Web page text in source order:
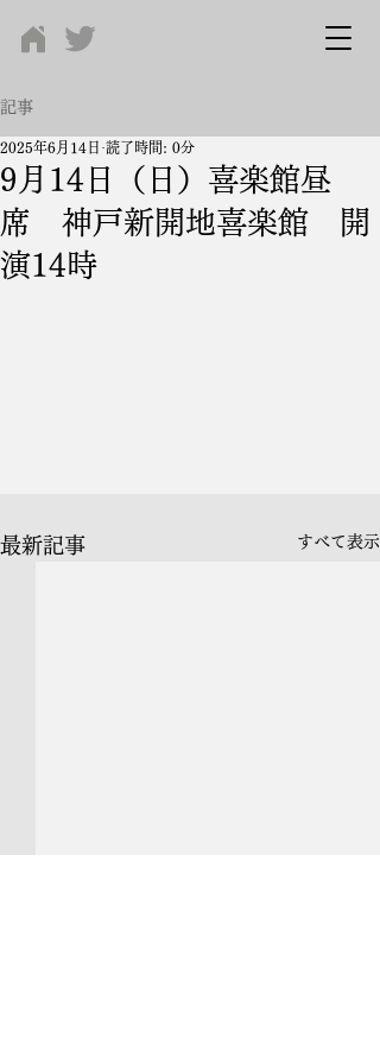
記事
9月14日（日）喜楽館昼
席 神戸新開地喜楽館 開
演14時
2025年6月14日 読了時間: 0分
最新記事 すべて表示